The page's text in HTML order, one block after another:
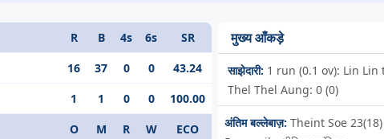
R B 4s 6s
SR
16 37 0 0
43.24
1 1 0 0
100.00
O M R W
ECO
मुख्य आँकड़े
साझेदारी: 1 run (0.1 ov): Lin Lin
Thel Thel Aung: 0 (0)
अंतिम बल्लेबाज़: Theint Soe